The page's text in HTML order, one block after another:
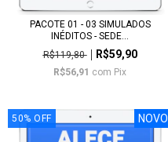
PACOTE 01 - 03 SIMULADOS
INÉDITOS - SEDE...
R$119,80
R$59,90
R$56,91 com Pix
50% OFF NOVO